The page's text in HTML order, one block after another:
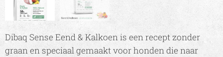
Dibaq Sense Eend & Kalkoen is een recept zonder
graan en speciaal gemaakt voor honden die naar